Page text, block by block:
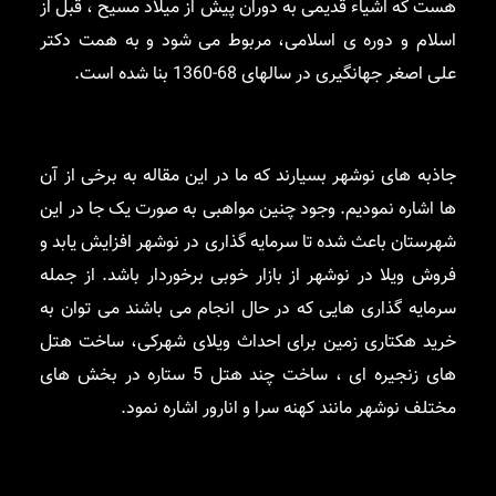
هست که اشیاء قدیمی به دوران پیش از میلاد مسیح ، قبل از
اسلام و دوره ی اسلامی، مربوط می شود و به همت دکتر
علی اصغر جهانگیری در سالهای 68-1360 بنا شده است.
جاذبه های نوشهر بسیارند که ما در این مقاله به برخی از آن
ها اشاره نمودیم. وجود چنین مواهبی به صورت یک جا در این
شهرستان باعث شده تا سرمایه گذاری در نوشهر افزایش یابد و
فروش ویلا در نوشهر از بازار خوبی برخوردار باشد. از جمله
سرمایه گذاری هایی که در حال انجام می باشند می توان به
خرید هکتاری زمین برای احداث ویلای شهرکی، ساخت هتل
های زنجیره ای ، ساخت چند هتل 5 ستاره در بخش های
مختلف نوشهر مانند کهنه سرا و انارور اشاره نمود.